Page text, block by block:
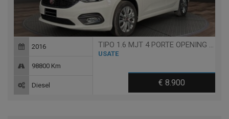
TIPO 1.6 MJT 4 PORTE OPENING EDITION
USATE
€ 8.900
2016
98800 Km
Diesel